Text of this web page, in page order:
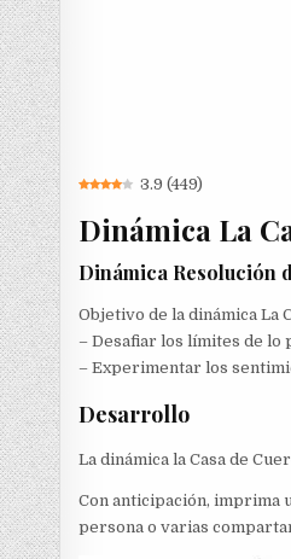
3.9 (449)
Dinámica La
Dinámica Resolución
Objetivo de la dinámica La
– Desafiar los límites de lo
– Experimentar los
Desarrollo
La dinámica la Casa de
Con anticipación, imprima
persona o varias